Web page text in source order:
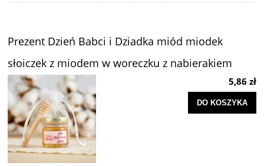
Prezent Dzień Babci i Dziadka miód miodek
słoiczek z miodem w woreczku z nabierakiem
5,86 zł
DO KOSZYKA